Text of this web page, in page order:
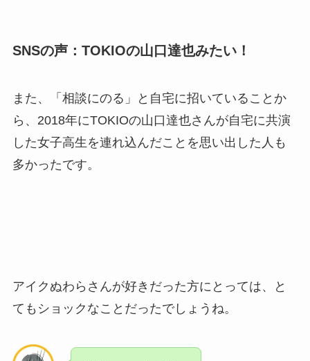
SNSの声：TOKIOの山口達也みたい！
また、「相談にのる」と自宅に招いていることか
ら、2018年にTOKIOの山口達也さんが自宅に共演
した女子高生を連れ込んだことを思い出した人も
多かったです。
アイクぬわらさんが好きだった方にとっては、と
てもショックなことだったでしょうね。